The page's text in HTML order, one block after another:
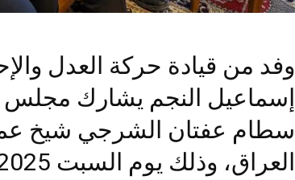
وفد من قيادة حركة العدل
إسماعيل النجم يشارك مجلس
سطام عفتان الشرجي شيخ
العراق، وذلك يوم السبت 18/1/2025